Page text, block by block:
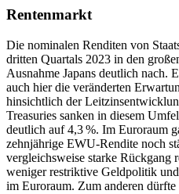
Rentenmarkt
Die nominalen Renditen von
dritten Quartals 2023 in den
Ausnahme Japans deutlich nach.
auch hier die veränderten
hinsichtlich der
Treasuries sanken in diesem
deutlich auf 4,3 %. Im Euroraum
zehnjährige EWU-Rendite noch
vergleichsweise starke Rückgang
weniger restriktive Geldpolitik
im Euroraum. Zum anderen